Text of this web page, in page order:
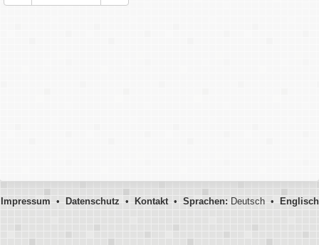
Impressum • Datenschutz • Kontakt• Sprachen:Deutsch • Englisch